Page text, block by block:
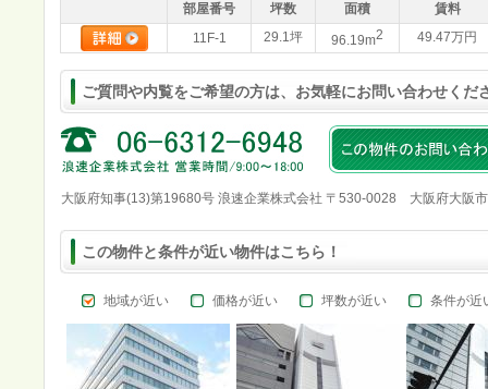
部屋番号 坪数 面積
賃料
11F-1
29.1坪 96.19m2 49.47万円
ご質問や内覧をご希望の方は、お気軽にお問い合わせくだ
大阪府知事(13)第19680号 浪速企業株式会社 〒530-0028 大阪府大阪
この物件と条件が近い物件はこちら！
地域が近い 価格が近い 坪数が近い 条件が近